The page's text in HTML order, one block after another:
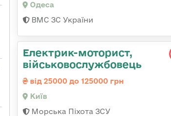
Одеса
ВМС ЗС України
Електрик-моторист,
військовослужбовець
від 25000 до 125000 грн
Київ
Морська Піхота ЗСУ